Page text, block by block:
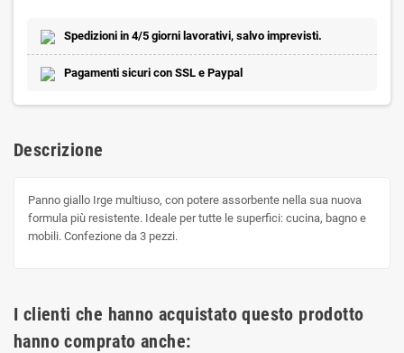
Spedizioni in 4/5 giorni lavorativi, salvo imprevisti.
Pagamenti sicuri con SSL e Paypal
Descrizione
Panno giallo Irge multiuso, con potere assorbente nella sua nuova
formula più resistente. Ideale per tutte le superfici: cucina, bagno e
mobili. Confezione da 3 pezzi.
I clienti che hanno acquistato questo prodotto
hanno comprato anche: